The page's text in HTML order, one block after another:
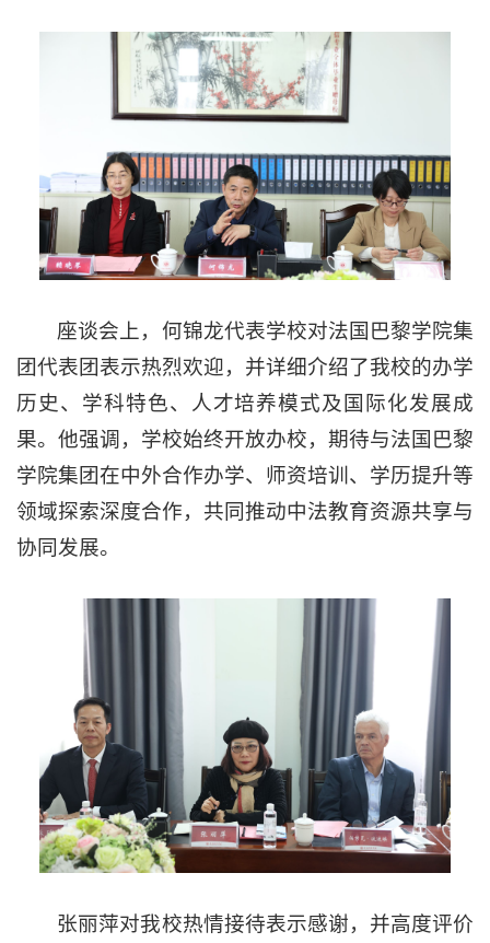
座谈会上，何锦龙代表学校对法国巴黎学院集
团代表团表示热烈欢迎，并详细介绍了我校的办学
历史、学科特色、人才培养模式及国际化发展成
果。他强调，学校始终开放办校，期待与法国巴黎
学院集团在中外合作办学、师资培训、学历提升等
领域探索深度合作，共同推动中法教育资源共享与
协同发展。
张丽萍对我校热情接待表示感谢，并高度评价